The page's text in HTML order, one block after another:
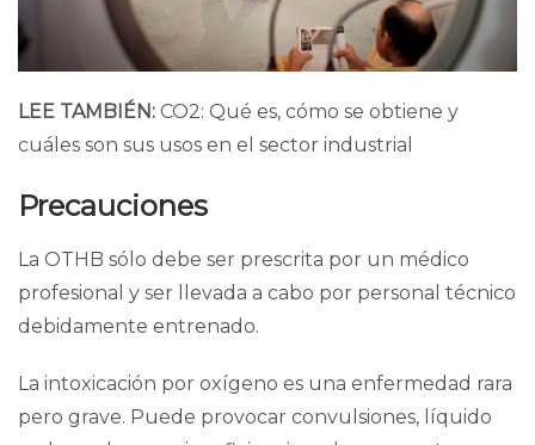
LEE TAMBIÉN: CO2: Qué es, cómo se obtiene y
cuáles son sus usos en el sector industrial
Precauciones
La OTHB sólo debe ser prescrita por un médico
profesional y ser llevada a cabo por personal técnico
debidamente entrenado.
La intoxicación por oxígeno es una enfermedad rara
pero grave. Puede provocar convulsiones, líquido